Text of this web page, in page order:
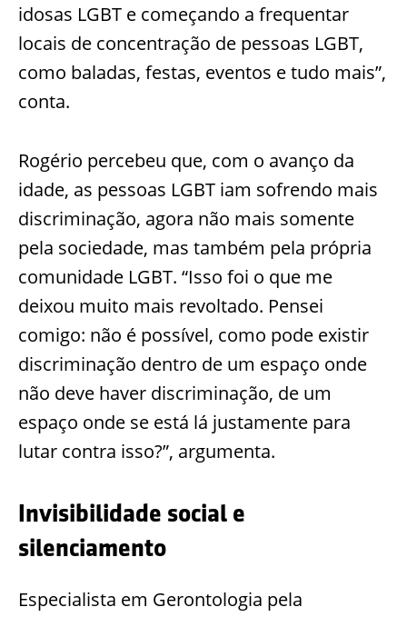
idosas LGBT e começando a frequentar
locais de concentração de pessoas LGBT,
como baladas, festas, eventos e tudo mais”,
conta.
Rogério percebeu que, com o avanço da
idade, as pessoas LGBT iam sofrendo mais
discriminação, agora não mais somente
pela sociedade, mas também pela própria
comunidade LGBT. “Isso foi o que me
deixou muito mais revoltado. Pensei
comigo: não é possível, como pode existir
discriminação dentro de um espaço onde
não deve haver discriminação, de um
espaço onde se está lá justamente para
lutar contra isso?”, argumenta.
Invisibilidade social e
silenciamento
Especialista em Gerontologia pela